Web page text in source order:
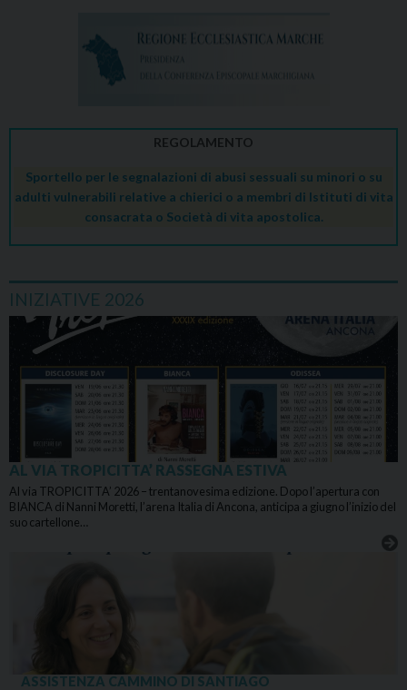
REGOLAMENTO
Sportello per le segnalazioni di abusi sessuali su minori o su
adulti vulnerabili relative a chierici o a membri di Istituti di vita
consacrata o Società di vita apostolica.
INIZIATIVE 2026
AL VIA TROPICITTA’ RASSEGNA ESTIVA
Al via TROPICITTA’ 2026 – trentanovesima edizione. Dopo l’apertura con
BIANCA di Nanni Moretti, l’arena Italia di Ancona, anticipa a giugno l’inizio del
suo cartellone…
ASSISTENZA CAMMINO DI SANTIAGO